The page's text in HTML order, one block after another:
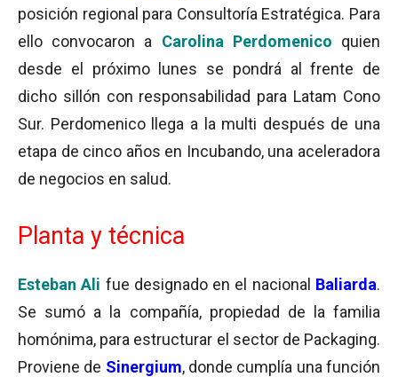
posición regional para Consultoría Estratégica. Para
ello convocaron a Carolina Perdomenico quien
desde el próximo lunes se pondrá al frente de
dicho sillón con responsabilidad para Latam Cono
Sur. Perdomenico llega a la multi después de una
etapa de cinco años en Incubando, una aceleradora
de negocios en salud.
Planta y técnica
Esteban Ali fue designado en el nacional Baliarda.
Se sumó a la compañía, propiedad de la familia
homónima, para estructurar el sector de Packaging.
Proviene de Sinergium, donde cumplía una función